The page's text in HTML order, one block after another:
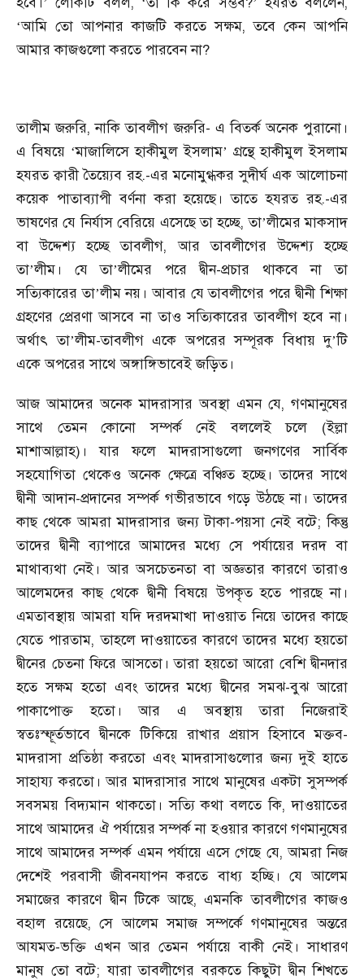
‘আমি তো আপনার কাজটি করতে সক্ষম, তবে কেন আপনি
আমার কাজগুলো করতে পারবেন না?
তালীম জরুরি, নাকি তাবলীগ জরুরি- এ বিতর্ক অনেক পুরানো।
এ বিষয়ে ‘মাজালিসে হাকীমুল ইসলাম’ গ্রন্থে হাকীমুল ইসলাম
হযরত ক্বারী তৈয়্যেব রহ.-এর মনোমুগ্ধকর সুদীর্ঘ এক আলোচনা
কয়েক পাতাব্যাপী বর্ণনা করা হয়েছে। তাতে হযরত রহ.-এর
ভাষণের যে নির্যাস বেরিয়ে এসেছে তা হচ্ছে, তা’লীমের মাকসাদ
বা উদ্দেশ্য হচ্ছে তাবলীগ, আর তাবলীগের উদ্দেশ্য হচ্ছে
তা’লীম। যে তা’লীমের পরে দ্বীন-প্রচার থাকবে না তা
সত্যিকারের তা’লীম নয়। আবার যে তাবলীগের পরে দ্বীনী শিক্ষা
গ্রহণের প্রেরণা আসবে না তাও সত্যিকারের তাবলীগ হবে না।
অর্থাৎ তা’লীম-তাবলীগ একে অপরের সম্পূরক বিধায় দু’টি
একে অপরের সাথে অঙ্গাঙ্গিভাবেই জড়িত।
আজ আমাদের অনেক মাদরাসার অবস্থা এমন যে, গণমানুষের
সাথে তেমন কোনো সম্পর্ক নেই বললেই চলে (ইল্লা
মাশাআল্লাহ)। যার ফলে মাদরাসাগুলো জনগণের সার্বিক
সহযোগিতা থেকেও অনেক ক্ষেত্রে বঞ্চিত হচ্ছে। তাদের সাথে
দ্বীনী আদান-প্রদানের সম্পর্ক গভীরভাবে গড়ে উঠছে না। তাদের
কাছ থেকে আমরা মাদরাসার জন্য টাকা-পয়সা নেই বটে; কিন্তু
তাদের দ্বীনী ব্যাপারে আমাদের মধ্যে সে পর্যায়ের দরদ বা
মাথাব্যথা নেই। আর অসচেতনতা বা অজ্ঞতার কারণে তারাও
আলেমদের কাছ থেকে দ্বীনী বিষয়ে উপকৃত হতে পারছে না।
এমতাবস্থায় আমরা যদি দরদমাখা দাওয়াত নিয়ে তাদের কাছে
যেতে পারতাম, তাহলে দাওয়াতের কারণে তাদের মধ্যে হয়তো
দ্বীনের চেতনা ফিরে আসতো। তারা হয়তো আরো বেশি দ্বীনদার
হতে সক্ষম হতো এবং তাদের মধ্যে দ্বীনের সমঝ-বুঝ আরো
পাকাপোক্ত হতো। আর এ অবস্থায় তারা নিজেরাই
স্বতঃস্ফূর্তভাবে দ্বীনকে টিকিয়ে রাখার প্রয়াস হিসাবে মক্তব-
মাদরাসা প্রতিষ্ঠা করতো এবং মাদরাসাগুলোর জন্য দুই হাতে
সাহায্য করতো। আর মাদরাসার সাথে মানুষের একটা সুসম্পর্ক
সবসময় বিদ্যমান থাকতো। সত্যি কথা বলতে কি, দাওয়াতের
সাথে আমাদের ঐ পর্যায়ের সম্পর্ক না হওয়ার কারণে গণমানুষের
সাথে আমাদের সম্পর্ক এমন পর্যায়ে এসে গেছে যে, আমরা নিজ
দেশেই পরবাসী জীবনযাপন করতে বাধ্য হচ্ছি। যে আলেম
সমাজের কারণে দ্বীন টিকে আছে, এমনকি তাবলীগের কাজও
বহাল রয়েছে, সে আলেম সমাজ সম্পর্কে গণমানুষের অন্তরে
আযমত-ভক্তি এখন আর তেমন পর্যায়ে বাকী নেই। সাধারণ
মানুষ তো বটে; যারা তাবলীগের বরকতে কিছুটা দ্বীন শিখতে